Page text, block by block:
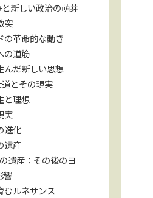
新しい政治の萌芽
突
の革命的な動き
の道筋
んだ新しい思想
とその現実
と理想
実
進化
遺産
遺産：その後のヨ
響
むルネサンス